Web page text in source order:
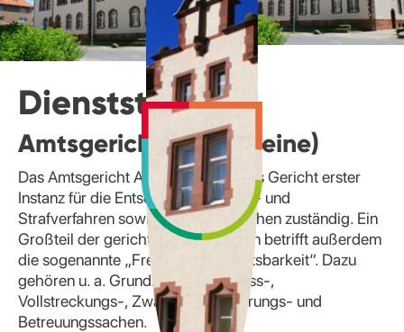
Dienststelle
Amtsgericht Alfeld (Leine)
Das Amtsgericht Alfeld (Leine) ist als Gericht erster
Instanz für die Entscheidung in Zivil- und
Strafverfahren sowie in Familiensachen zuständig. Ein
Großteil der gerichtlichen Aufgaben betrifft außerdem
die sogenannte „Freiwillige Gerichtsbarkeit“. Dazu
gehören u. a. Grundbuch-, Nachlass-,
Vollstreckungs-, Zwangsversteigerungs- und
Betreuungssachen.